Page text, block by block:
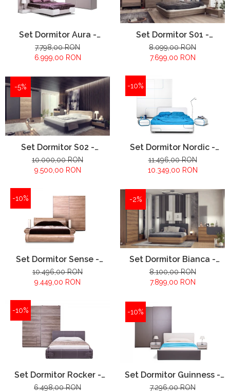
Set Dormitor Aura -
configuratie propusa:
7.798,00 RON
6.999,00 RON
Set Dormitor S01 -
configuratie propusa:
8.099,00 RON
7.699,00 RON
-5%
Set Dormitor S02 -
configuratie propusa:
10.000,00 RON
9.500,00 RON
-10%
Set Dormitor Nordic -
configuratie propusa:
11.496,00 RON
10.349,00 RON
-10%
Set Dormitor Sense -
configuratie propusa:
10.496,00 RON
9.449,00 RON
-2%
Set Dormitor Bianca -
configuratie propusa:
8.100,00 RON
7.899,00 RON
-10%
Set Dormitor Rocker -
configuratie propusa:
6.498,00 RON
-10%
Set Dormitor Guinness -
configuratie propusa:
7.296,00 RON